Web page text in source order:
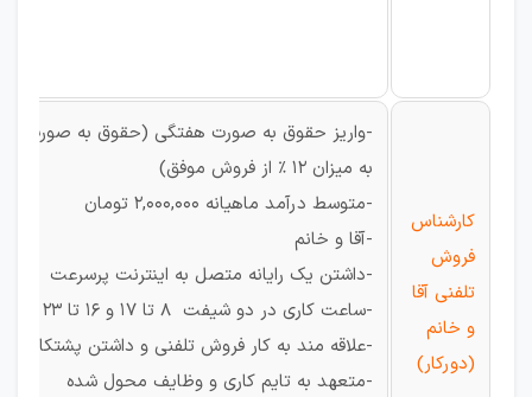
کارشناس
فروش
تلفنی آقا
و خانم
(دورکار)
-واریز حقوق به صورت هفتگی (حقوق به صورت
به میزان 12 % از فروش موفق)
-متوسط درآمد ماهیانه 2,000,000 تومان
-آقا و خانم
-داشتن یک رایانه متصل به اینترنت پرسرعت
-ساعت کاری در دو شیفت 8 تا 17 و 16 تا 23
-علاقه مند به کار فروش تلفنی و داشتن پشتکار
-متعهد به تایم کاری و وظایف محول شده